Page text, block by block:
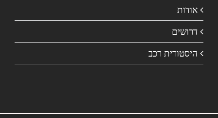
אודות
דרושים
היסטורית רכב